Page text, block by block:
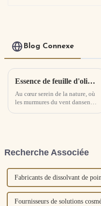
Blog Connexe
Essence de feuille d'olivier et de Centella Asiatica : élixir apaisant, cicatrisant et radieux de la nature
Au cœur serein de la nature, où
les murmures du vent dansent à
Recherche Associée
Fabricants de dissolvant de
Fournisseurs de solutions